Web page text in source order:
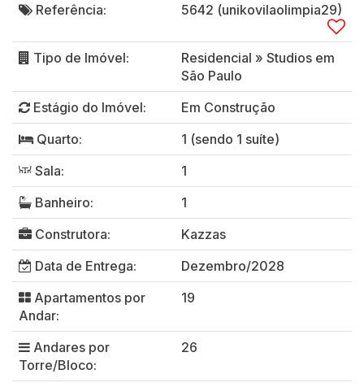
Referência: 5642 (unikovilaolimpia29)
Tipo de Imóvel: Residencial » Studios em
São Paulo
Estágio do Imóvel:
Em Construção
Quarto:
1 (sendo 1 suíte)
Sala:
1
Banheiro:
1
Construtora:
Kazzas
Data de Entrega:
Dezembro/2028
Apartamentos por
Andar:
19
Andares por
Torre/Bloco:
26